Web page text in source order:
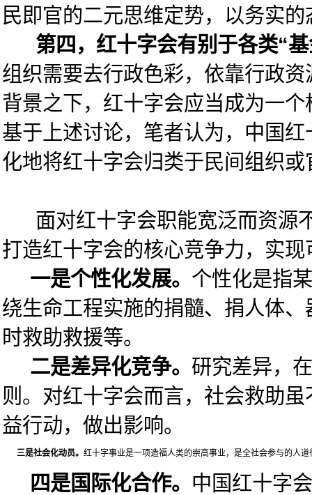
民即官的二元思维定势，以务实
第四，红十字会有别于各类“基
组织需要去行政色彩，依靠行政
背景之下，红十字会应当成为一
基于上述讨论，笔者认为，中国
化地将红十字会归类于民间组织或
面对红十字会职能宽泛而资源不
打造红十字会的核心竞争力，实
一是个性化发展。 个性化是指
绕生命工程实施的捐髓、捐人体
时救助救援等。
二是差异化竞争。 研究差异，
则。对红十字会而言，社会救助
益行动，做出影响。
   三是社会化动员。
红十字事业是一项造福人类的崇高事业，是全社会参与的人
四是国际化合作。 中国红十字